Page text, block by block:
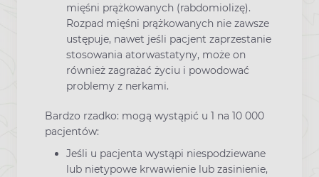
mięśni prążkowanych (rabdomiolizę).
Rozpad mięśni prążkowanych nie zawsze
ustępuje, nawet jeśli pacjent zaprzestanie
stosowania atorwastatyny, może on
również zagrażać życiu i powodować
problemy z nerkami.
Bardzo rzadko: mogą wystąpić u 1 na 10 000
pacjentów:
Jeśli u pacjenta wystąpi niespodziewane
lub nietypowe krwawienie lub zasinienie,